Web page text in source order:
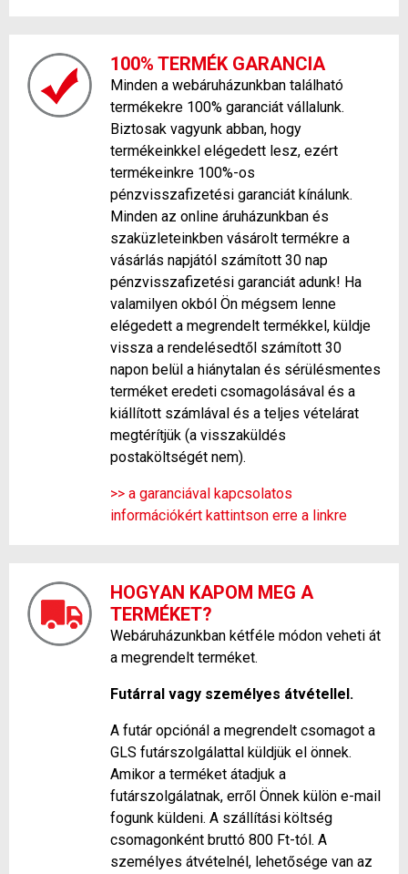
100% TERMÉK GARANCIA
Minden a webáruházunkban található
termékekre 100% garanciát vállalunk.
Biztosak vagyunk abban, hogy
termékeinkkel elégedett lesz, ezért
termékeinkre 100%-os
pénzvisszafizetési garanciát kínálunk.
Minden az online áruházunkban és
szaküzleteinkben vásárolt termékre a
vásárlás napjától számított 30 nap
pénzvisszafizetési garanciát adunk! Ha
valamilyen okból Ön mégsem lenne
elégedett a megrendelt termékkel, küldje
vissza a rendelésedtől számított 30
napon belül a hiánytalan és sérülésmentes
terméket eredeti csomagolásával és a
kiállított számlával és a teljes vételárat
megtérítjük (a visszaküldés
postaköltségét nem).
>> a garanciával kapcsolatos
információkért kattintson erre a linkre
HOGYAN KAPOM MEG A
TERMÉKET?
Webáruházunkban kétféle módon veheti át
a megrendelt terméket.
Futárral vagy személyes átvétellel.
A futár opciónál a megrendelt csomagot a
GLS futárszolgálattal küldjük el önnek.
Amikor a terméket átadjuk a
futárszolgálatnak, erről Önnek külön e-mail
fogunk küldeni. A szállítási költség
csomagonként bruttó 800 Ft-tól. A
személyes átvételnél, lehetősége van az